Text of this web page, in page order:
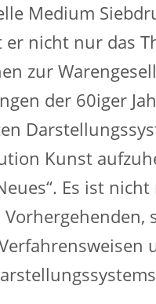
Medium
nicht nur das
zur
der 60iger
Kunst
Es ist